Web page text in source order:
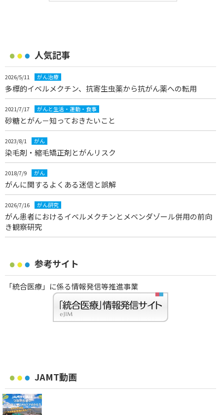
人気記事
2026/5/11 がん治療
多標的イベルメクチン、抗寄生虫薬から抗がん薬への転用
2021/7/17 がんと生活・運動・食事
砂糖とがん－知っておきたいこと
2023/8/1 がん
染毛剤・縮毛矯正剤とがんリスク
2018/7/9 がん
がんに関するよくある迷信と誤解
2026/7/16 がん研究
がん患者におけるイベルメクチンとメベンダゾール併用の前向
き観察研究
参考サイト
「統合医療」に係る情報発信等推進事業
JAMT動画